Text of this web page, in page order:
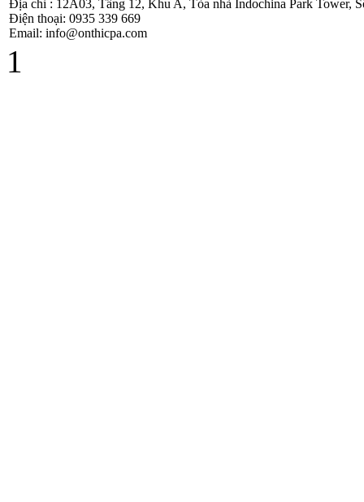
thi hành Luật thuế
GTGT và
NĐ209/2013/NĐ-
Địa chỉ : 12A03, Tầng 12, Khu A, Tòa nhà Indochina Park Tower,
Điện thoại: 0935 339 669
Email: info@onthicpa.com
1